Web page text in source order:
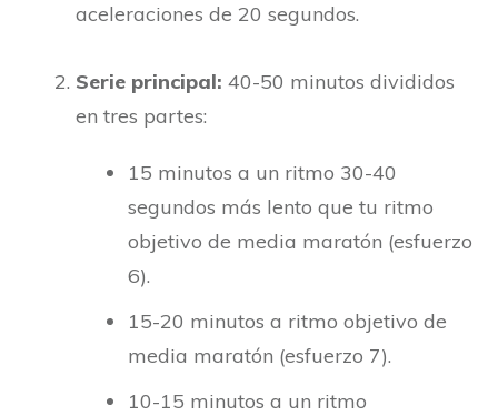
aceleraciones de 20 segundos.
Serie principal: 40-50 minutos divididos
en tres partes:
15 minutos a un ritmo 30-40
segundos más lento que tu ritmo
objetivo de media maratón (esfuerzo
6).
15-20 minutos a ritmo objetivo de
media maratón (esfuerzo 7).
10-15 minutos a un ritmo